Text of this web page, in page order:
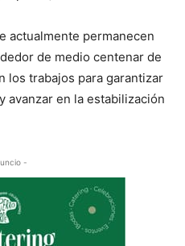
actualmente permanecen
de medio centenar de
los trabajos para garantizar
avanzar en la estabilización
-